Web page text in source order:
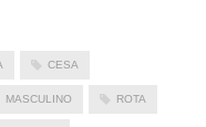
CESA
MASCULINO ROTA